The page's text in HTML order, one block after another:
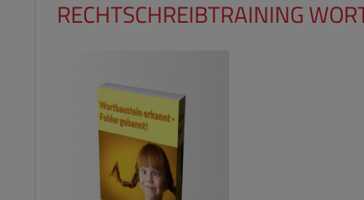
RECHTSCHREIBTRAINING